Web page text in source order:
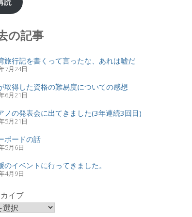
読
の記事
旅行記を書くって言ったな、あれは嘘だ
7月24日
取得した資格の難易度についての感想
6月21日
ノの発表会に出てきました(3年連続3回目)
5月21日
ボードの話
5月6日
のイベントに行ってきました。
4月9日
イブ